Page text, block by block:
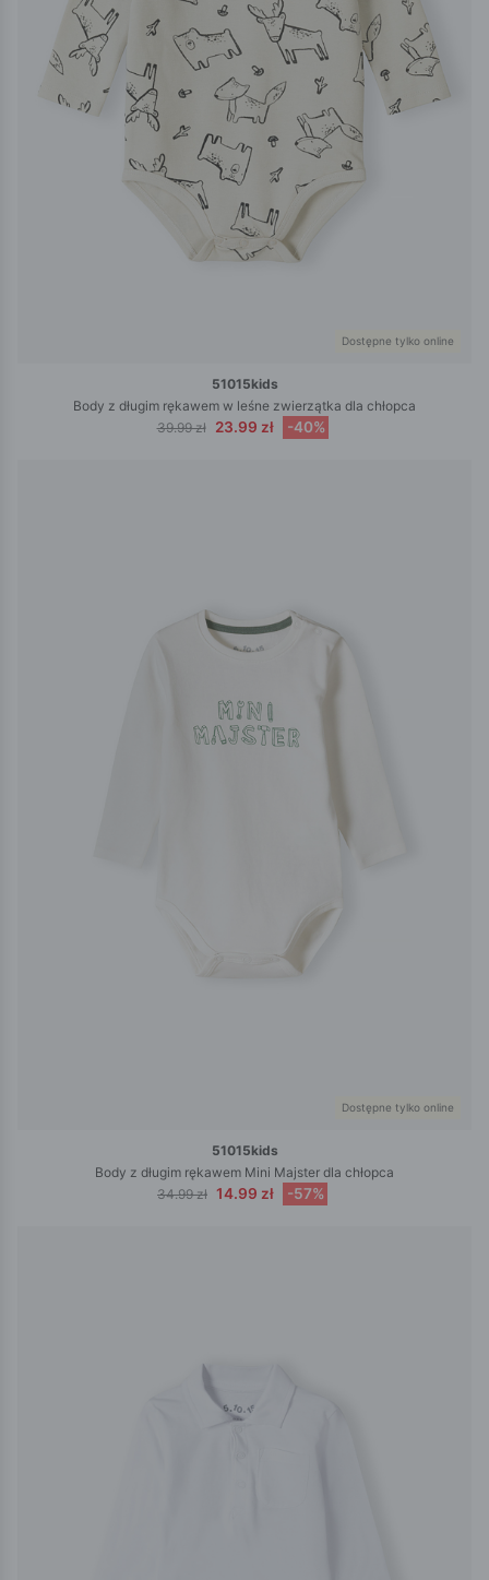
Dostępne tylko online
51015kids
Body z długim rękawem w leśne zwierzątka dla chłopca
39.99 zł
23.99 zł -40%
Dostępne tylko online
51015kids
Body z długim rękawem Mini Majster dla chłopca
34.99 zł 14.99 zł -57%